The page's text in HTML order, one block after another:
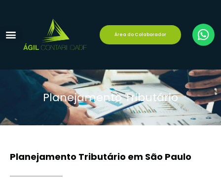
Área do Colaborador
Planejamento Tributário
Planejamento Tributário em São Paulo